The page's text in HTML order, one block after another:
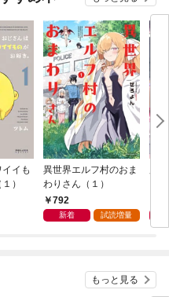
イも
）
異世界エルフ村のおま
わりさん（１）
792
新着 試読増量
もっと見る